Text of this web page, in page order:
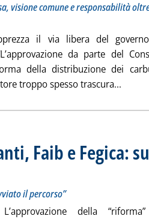
visione comune e responsabilità
il via libera del
da parte del
della distribuzione dei
troppo spesso trascura...
Faib e Fegica:
il merito di aver avviato il percorso”
il percorso”
L’approvazione della